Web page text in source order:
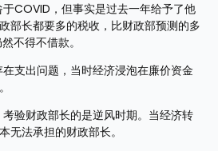
COVID，但事实是过去一年给予了他
部长都要多的税收，比财政部预测的多
不得不借款。
支出问题，当时经济浸泡在廉价资金
验财政部长的是逆风时期。当经济转
无法承担的财政部长。